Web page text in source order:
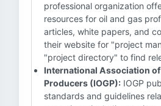
professional organization
resources for oil and gas
articles, white papers, and
their website for "project
"project directory" to find
International Association of
Producers (IOGP): IOGP
standards and guidelines